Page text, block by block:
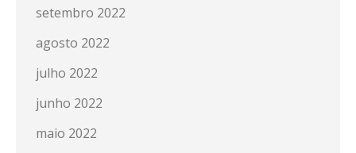
setembro 2022
agosto 2022
julho 2022
junho 2022
maio 2022